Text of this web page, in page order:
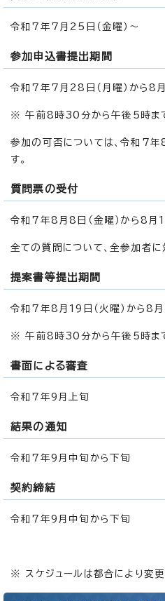
令和7年7月25日（金曜）～
参加申込書提出期間
令和7年7月28日（月曜）から8
※ 午前8時30分から午後5時
参加の可否については、令和7年
す。
質問票の受付
令和7年8月8日（金曜）から8月
全ての質問について、全参加者に
提案書等提出期間
令和7年8月19日（火曜）から8
※ 午前8時30分から午後5時まで
書面による審査
令和7年9月上旬
結果の通知
令和7年9月中旬から下旬
契約締結
令和7年9月中旬から下旬
※ スケジュールは都合により変更